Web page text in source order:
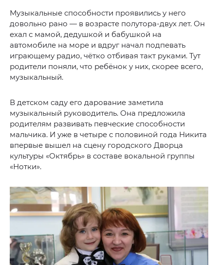
Музыкальные способности проявились у него
довольно рано — в возрасте полутора-двух лет. Он
ехал с мамой, дедушкой и бабушкой на
автомобиле на море и вдруг начал подпевать
играющему радио, чётко отбивая такт руками. Тут
родители поняли, что ребёнок у них, скорее всего,
музыкальный.
В детском саду его дарование заметила
музыкальный руководитель. Она предложила
родителям развивать певческие способности
мальчика. И уже в четыре с половиной года Никита
впервые вышел на сцену городского Дворца
культуры «Октябрь» в составе вокальной группы
«Нотки».